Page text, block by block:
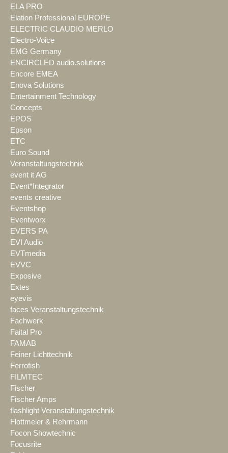
ELA PRO
Elation Professional EUROPE
ELECTRIC CLAUDIO MERLO
Electro-Voice
EMG Germany
ENCIRCLED audio.solutions
Encore EMEA
Enova Solutions
Entertainment Technology
Concepts
EPOS
Epson
ETC
Euro Sound
Veranstaltungstechnik
event it AG
Event*Integrator
events creative
Eventshop
Eventworx
EVERS PA
EVI Audio
EVTmedia
EVVC
Exposive
Extes
eyevis
faces Veranstaltungstechnik
Fachwerk
Faital Pro
FAMAB
Feiner Lichttechnik
Ferrofish
FILMTEC
Fischer
Fischer Amps
flashlight Veranstaltungstechnik
Flottmeier & Rehrmann
Focon Showtechnic
Focusrite